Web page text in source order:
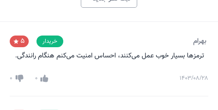
بهرام خریدار
5
ترمزها بسیار خوب عمل می‌کنند، احساس امنیت می‌کنم هنگام رانندگی.
۱۴۰۳/۰۸/۲۸ 0
0